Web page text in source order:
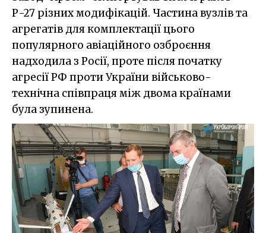
Р-27 різних модифікацій. Частина вузлів та
агрегатів для комплектації цього
популярного авіаційного озброєння
надходила з Росії, проте після початку
агресії РФ проти України військово-
технічна співпраця між двома країнами
була зупинена.